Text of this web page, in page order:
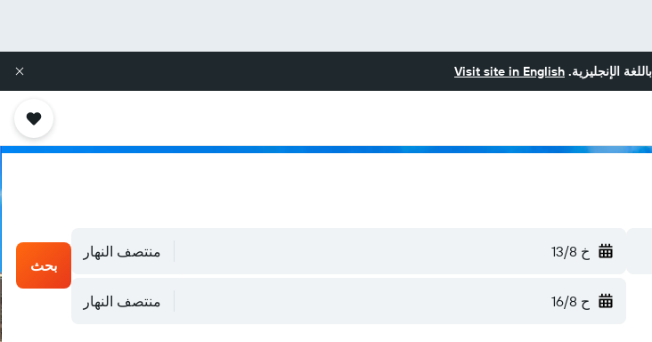
الإنجليزية. Visit site in English
خ 13/8 منتصف النهار
ح 16/8 منتصف النهار
بحث